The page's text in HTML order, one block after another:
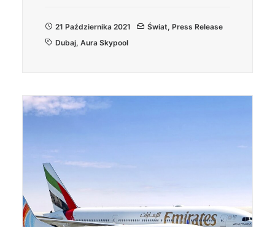
21 Października 2021 Świat, Press Release
Dubaj, Aura Skypool